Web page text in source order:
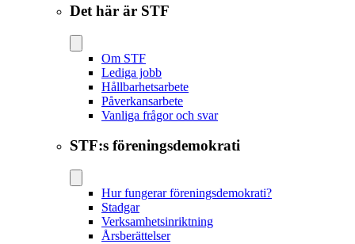
Det här är STF
Om STF
Lediga jobb
Hållbarhetsarbete
Påverkansarbete
Vanliga frågor och svar
STF:s föreningsdemokrati
Hur fungerar föreningsdemokrati?
Stadgar
Verksamhetsinriktning
Årsberättelser